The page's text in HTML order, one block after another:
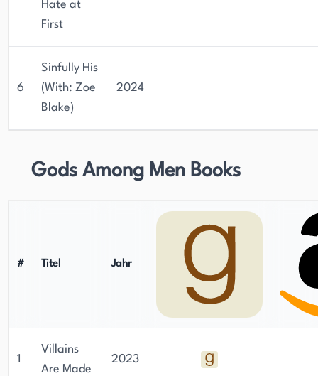
Hate at
First
6
Sinfully His
(With: Zoe
Blake)
2024
Gods Among Men Books
# Titel Jahr
1
Villains
Are Made
2023